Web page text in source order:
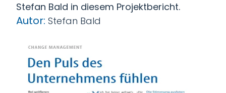
Stefan Bald in diesem Projektbericht.
Autor: Stefan Bald